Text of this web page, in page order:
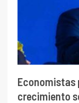
Economistas
crecimiento